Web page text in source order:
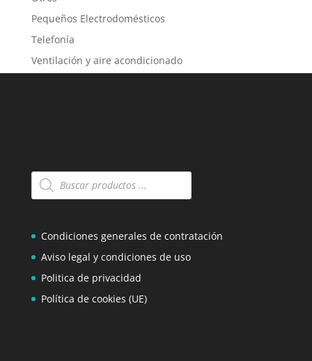
Pequeños Electrodomésticos
Telefonía
Ventilación y aire acondicionado
Búsqueda
Condiciones generales de contratación
Aviso legal y condiciones de uso
Politica de privacidad
Política de cookies (UE)